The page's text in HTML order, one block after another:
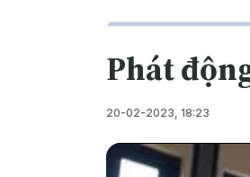
Phát
20-02-2023, 18:23